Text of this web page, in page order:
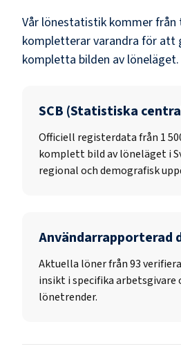
Vår lönestatistik kommer från
kompletterar varandra för att
kompletta bilden av löneläget.
SCB (Statistiska
Officiell registerdata från 1
komplett bild av löneläget i
regional och demografisk
Användarrapporterad
Aktuella löner från 93
insikt i specifika arbetsgivare
lönetrender.